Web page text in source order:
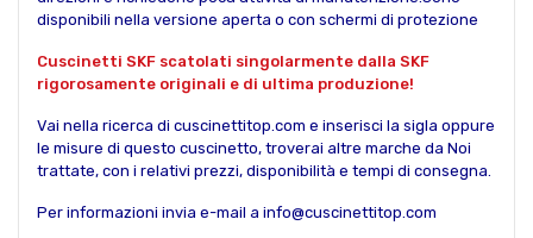
disponibili nella versione aperta o con schermi di protezione
Cuscinetti SKF scatolati singolarmente dalla SKF
rigorosamente originali e di ultima produzione!
Vai nella ricerca di cuscinettitop.com e inserisci la sigla oppure
le misure di questo cuscinetto, troverai altre marche da Noi
trattate, con i relativi prezzi, disponibilità e tempi di consegna.
Per informazioni invia e-mail a info@cuscinettitop.com